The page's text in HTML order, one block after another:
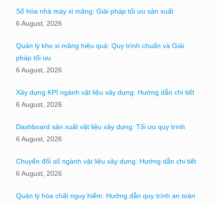
Số hóa nhà máy xi măng: Giải pháp tối ưu sản xuất
6 August, 2026
Quản lý kho xi măng hiệu quả: Quy trình chuẩn và Giải
pháp tối ưu
6 August, 2026
Xây dựng KPI ngành vật liệu xây dựng: Hướng dẫn chi tiết
6 August, 2026
Dashboard sản xuất vật liệu xây dựng: Tối ưu quy trình
6 August, 2026
Chuyển đổi số ngành vật liệu xây dựng: Hướng dẫn chi tiết
6 August, 2026
Quản lý hóa chất nguy hiểm: Hướng dẫn quy trình an toàn